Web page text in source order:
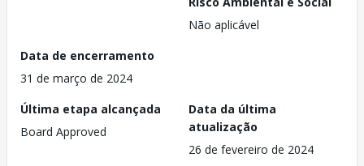
Não aplicável
Data de encerramento
31 de março de 2024
Última etapa alcançada
Board Approved
Data da última
atualização
26 de fevereiro de 2024